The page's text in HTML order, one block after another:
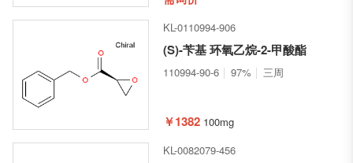
KL-0110994-906
(S)-苄基 环氧乙烷-2-甲酸酯
110994-90-6 97% 三周
￥1382 100mg
KL-0082079-456